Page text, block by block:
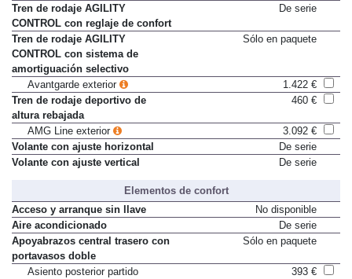
Tren de rodaje AGILITY
CONTROL con reglaje de confort
De serie
Tren de rodaje AGILITY
CONTROL con sistema de
amortiguación selectivo
Sólo en paquete
Avantgarde exterior
1.422 €
Tren de rodaje deportivo de
altura rebajada
460 €
AMG Line exterior
3.092 €
Volante con ajuste horizontal
De serie
Volante con ajuste vertical
De serie
Elementos de confort
Acceso y arranque sin llave
No disponible
Aire acondicionado
De serie
Apoyabrazos central trasero con
portavasos doble
Sólo en paquete
Asiento posterior partido
393 €